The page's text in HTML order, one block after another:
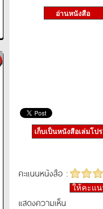
เก็บเป็นหนังสือเล่มโป
คะแนนหนังสือ :
ให้คะแ
แสดงความเห็น